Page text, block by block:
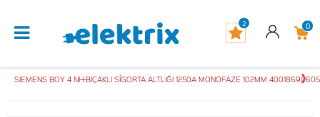
0
2
SIEMENS BOY 4 NH-BIÇAKLI SİGORTA ALTLIĞI 1250A MONOFAZE 102MM